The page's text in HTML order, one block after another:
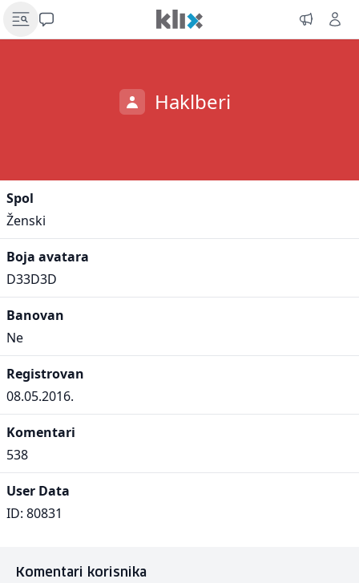
Haklberi
Spol
Ženski
Boja avatara
D33D3D
Banovan
Ne
Registrovan
08.05.2016.
Komentari
538
User Data
ID: 80831
Komentari korisnika